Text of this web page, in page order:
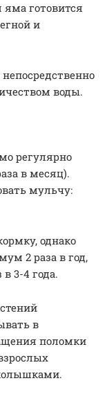
яма готовится
и
воды.
регулярно
в месяц).
мульчу:
однако
2 раза в год,
3-4 года.
в
поломки